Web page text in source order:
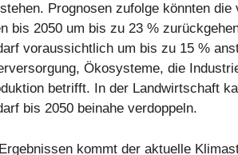
Prognosen zufolge könnten die
bis 2050 um bis zu 23 %
voraussichtlich um bis zu 15 %
Ökosysteme, die
betrifft. In der Landwirtschaft
bis 2050 beinahe verdoppeln.
kommt der aktuelle